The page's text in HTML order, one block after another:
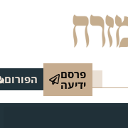
פרסם
ידיעה הפורום